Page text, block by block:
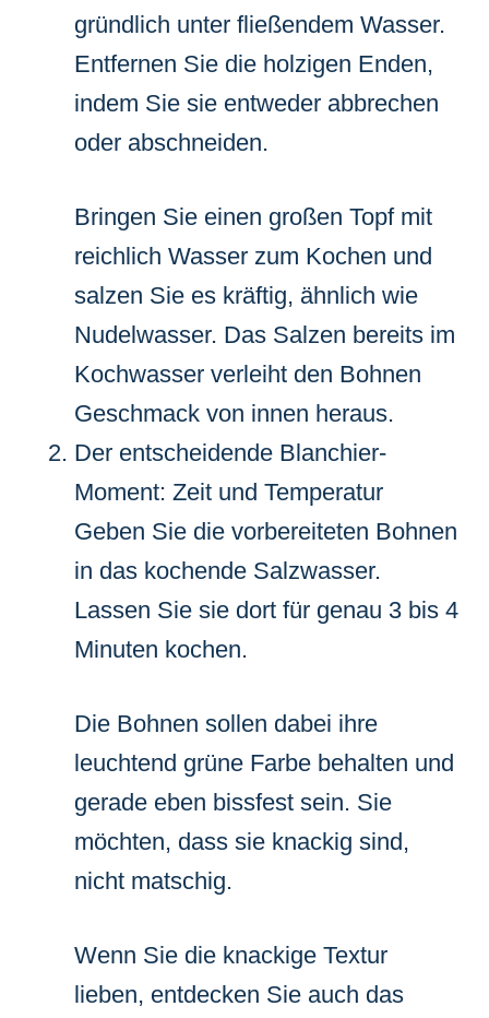
gründlich unter fließendem Wasser.
Entfernen Sie die holzigen Enden,
indem Sie sie entweder abbrechen
oder abschneiden.
Bringen Sie einen großen Topf mit
reichlich Wasser zum Kochen und
salzen Sie es kräftig, ähnlich wie
Nudelwasser. Das Salzen bereits im
Kochwasser verleiht den Bohnen
Geschmack von innen heraus.
Der entscheidende Blanchier-
Moment: Zeit und Temperatur
Geben Sie die vorbereiteten Bohnen
in das kochende Salzwasser.
Lassen Sie sie dort für genau 3 bis 4
Minuten kochen.
Die Bohnen sollen dabei ihre
leuchtend grüne Farbe behalten und
gerade eben bissfest sein. Sie
möchten, dass sie knackig sind,
nicht matschig.
Wenn Sie die knackige Textur
lieben, entdecken Sie auch das